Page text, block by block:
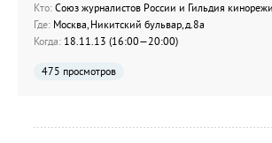
Кто: Союз журналистов России и Гильдия
Где: Москва, Никитский бульвар, д.8а
Когда: 18.11.13 (16:00—20:00)
475 просмотров